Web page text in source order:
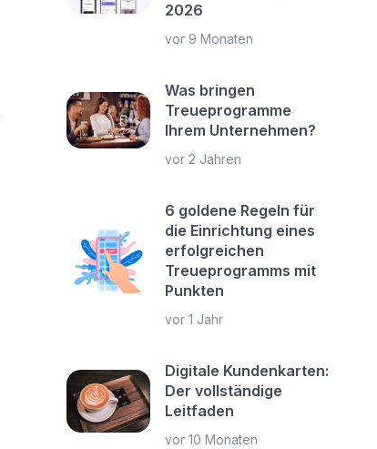
2026
vor 9 Monaten
Was bringen
Treueprogramme
Ihrem Unternehmen?
vor 2 Jahren
6 goldene Regeln für
die Einrichtung eines
erfolgreichen
Treueprogramms mit
Punkten
vor 1 Jahr
Digitale Kundenkarten:
Der vollständige
Leitfaden
vor 10 Monaten